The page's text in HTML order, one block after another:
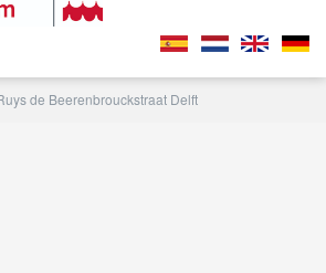
de Beerenbrouckstraat Delft